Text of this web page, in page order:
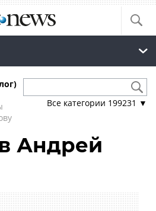
Все категории 199231 ▼
Андрей